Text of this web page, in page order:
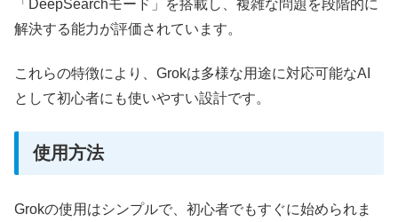
「DeepSearchモード」を搭載し、複雑な問題を段階的に
解決する能力が評価されています。
これらの特徴により、Grokは多様な用途に対応可能なAI
として初心者にも使いやすい設計です。
使用方法
Grokの使用はシンプルで、初心者でもすぐに始められま